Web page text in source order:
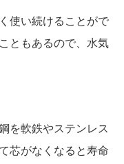
使い続けることがで
ともあるので、水気
を軟鉄やステンレス
芯がなくなると寿命